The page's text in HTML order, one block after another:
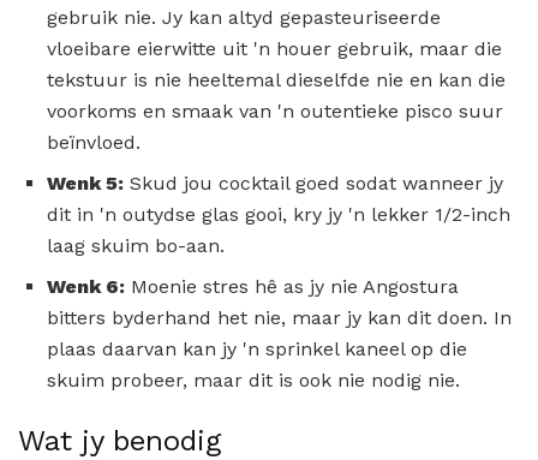
gebruik nie. Jy kan altyd gepasteuriseerde
vloeibare eierwitte uit 'n houer gebruik, maar die
tekstuur is nie heeltemal dieselfde nie en kan die
voorkoms en smaak van 'n outentieke pisco suur
beïnvloed.
Wenk 5: Skud jou cocktail goed sodat wanneer jy
dit in 'n outydse glas gooi, kry jy 'n lekker 1/2-inch
laag skuim bo-aan.
Wenk 6: Moenie stres hê as jy nie Angostura
bitters byderhand het nie, maar jy kan dit doen. In
plaas daarvan kan jy 'n sprinkel kaneel op die
skuim probeer, maar dit is ook nie nodig nie.
Wat jy benodig